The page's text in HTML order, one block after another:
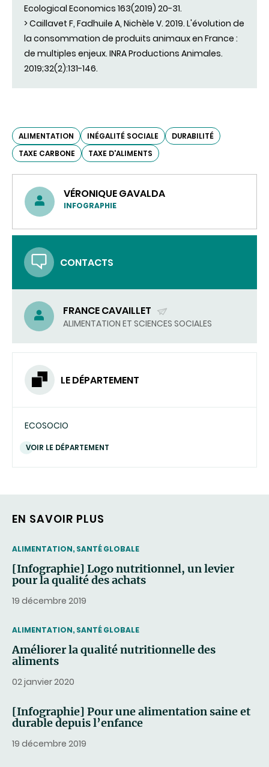
Ecological Economics 163(2019) 20-31.
> Caillavet F, Fadhuile A, Nichèle V. 2019. L'évolution de
la consommation de produits animaux en France :
de multiples enjeux. INRA Productions Animales.
2019;32(2):131-146.
ALIMENTATION INÉGALITÉ SOCIALE
DURABILITÉ
TAXE CARBONE
TAXE D'ALIMENTS
VÉRONIQUE GAVALDA
INFOGRAPHIE
CONTACTS
FRANCE CAVAILLET
(ENVOYER
COURRIEL)
ALIMENTATION ET SCIENCES SOCIALES
LE DÉPARTEMENT
ECOSOCIO
VOIR LE DÉPARTEMENT
EN SAVOIR PLUS
THEMATIC
ALIMENTATION, SANTÉ GLOBALE
[Infographie] Logo nutritionnel, un levier
pour la qualité des achats
19 décembre 2019
THEMATIC
ALIMENTATION, SANTÉ GLOBALE
Améliorer la qualité nutritionnelle des
aliments
02 janvier 2020
[Infographie] Pour une alimentation saine et
durable depuis l’enfance
19 décembre 2019